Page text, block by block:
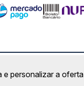
Centro Comercial
e personalizar a